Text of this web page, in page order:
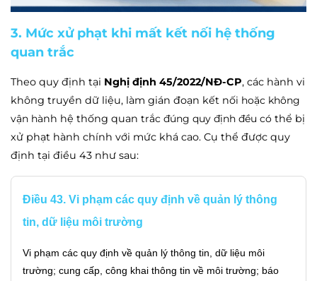
3. Mức xử phạt khi mất kết nối hệ thống
quan trắc
Theo quy định tại Nghị định 45/2022/NĐ-CP, các hành vi
không truyền dữ liệu, làm gián đoạn kết nối hoặc không
vận hành hệ thống quan trắc đúng quy định đều có thể bị
xử phạt hành chính với mức khá cao. Cụ thể được quy
định tại điều 43 như sau:
Điều 43. Vi phạm các quy định về quản lý thông
tin, dữ liệu môi trường
Vi phạm các quy định về quản lý thông tin, dữ liệu môi
trường; cung cấp, công khai thông tin về môi trường; báo